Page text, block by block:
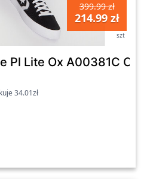
399.99 zł
214.99 zł
szt
Pl Lite Ox A00381C
34.01zł